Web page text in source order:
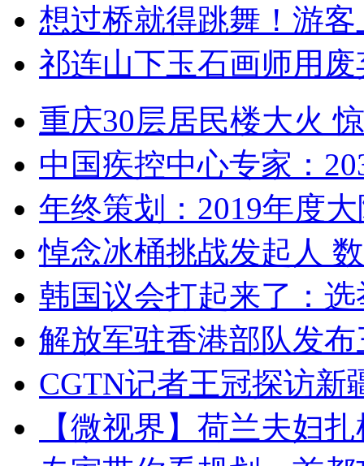
想过桥就得跳舞！游客
祁连山下玉石画师用
重庆30层居民楼大火
中国疾控中心专家：
年终策划：2019年度
悼念冰桶挑战发起人
韩国议会打起来了：
解放军驻香港部队发
CGTN记者王冠探访新
【微视界】荷兰夫妇